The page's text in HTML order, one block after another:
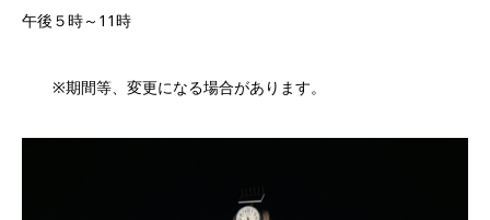
午後５時～11時
※期間等、変更になる場合があります。